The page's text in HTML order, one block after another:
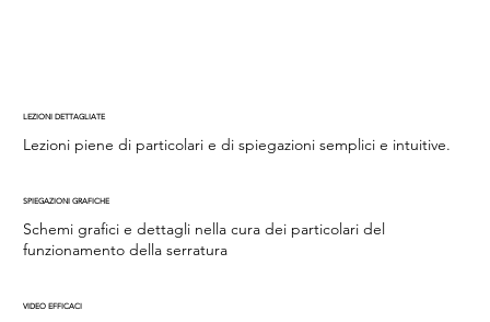
Lezioni piene di particolari e di spiegazioni semplici e intuitive.
LEZIONI DETTAGLIATE
SPIEGAZIONI GRAFICHE
Schemi grafici e dettagli nella cura dei particolari del
funzionamento della serratura
VIDEO EFFICACI